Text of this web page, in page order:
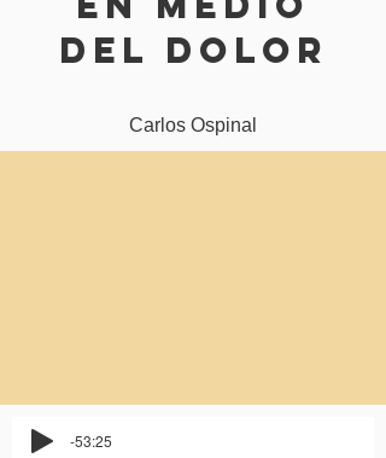
Del Dolor
Carlos Ospinal
-53:25